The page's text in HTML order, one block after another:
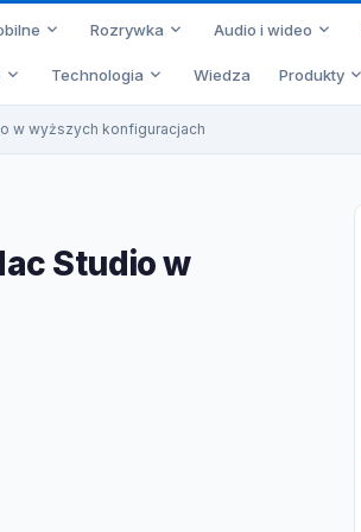
Rozrywka Audio i wideo
Technologia Wiedza Produkty
w wyższych konfiguracjach
Studio w